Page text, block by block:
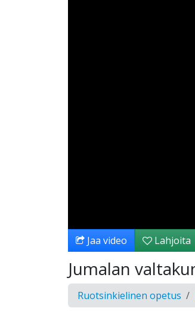
Jaa video Lahjoita
Jumalan
Ruotsinkielinen opetus